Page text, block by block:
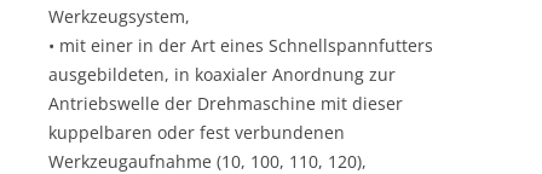
Werkzeugsystem,
• mit einer in der Art eines Schnellspannfutters
ausgebildeten, in koaxialer Anordnung zur
Antriebswelle der Drehmaschine mit dieser
kuppelbaren oder fest verbundenen
Werkzeugaufnahme (10, 100, 110, 120),